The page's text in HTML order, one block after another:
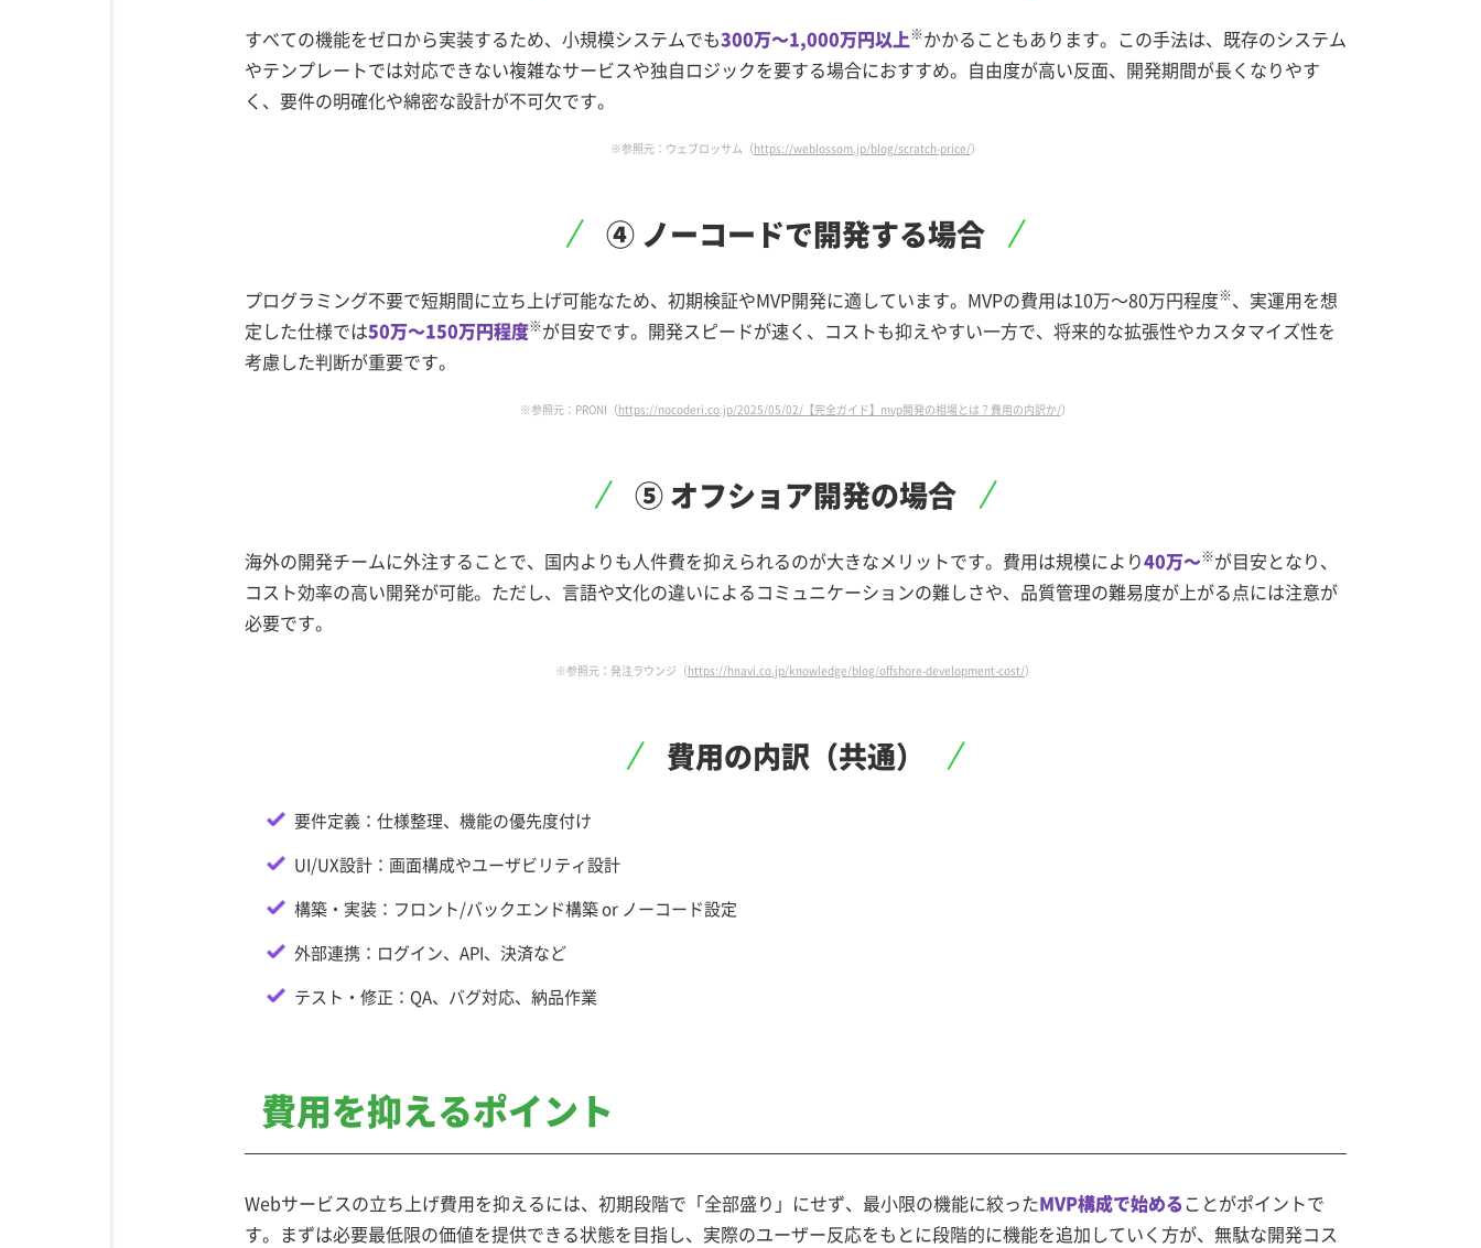
すべての機能をゼロから実装するため、小規模システムでも300万～1,000万円以上※かかることもあります。この手法は、既存のシステム
やテンプレートでは対応できない複雑なサービスや独自ロジックを要する場合におすすめ。自由度が高い反面、開発期間が長くなりやす
く、要件の明確化や綿密な設計が不可欠です。
※参照元：ウェブロッサム（https://weblossom.jp/blog/scratch-price/）
④ ノーコードで開発する場合
プログラミング不要で短期間に立ち上げ可能なため、初期検証やMVP開発に適しています。MVPの費用は10万～80万円程度※、実運用を想
定した仕様では50万～150万円程度※が目安です。開発スピードが速く、コストも抑えやすい一方で、将来的な拡張性やカスタマイズ性を
考慮した判断が重要です。
※参照元：PRONI（https://nocoderi.co.jp/2025/05/02/【完全ガイド】mvp開発の相場とは？費用の内訳か/）
⑤ オフショア開発の場合
海外の開発チームに外注することで、国内よりも人件費を抑えられるのが大きなメリットです。費用は規模により40万～※が目安となり、
コスト効率の高い開発が可能。ただし、言語や文化の違いによるコミュニケーションの難しさや、品質管理の難易度が上がる点には注意が
必要です。
※参照元：発注ラウンジ（https://hnavi.co.jp/knowledge/blog/offshore-development-cost/）
費用の内訳（共通）
要件定義：仕様整理、機能の優先度付け
UI/UX設計：画面構成やユーザビリティ設計
構築・実装：フロント/バックエンド構築 or ノーコード設定
外部連携：ログイン、API、決済など
テスト・修正：QA、バグ対応、納品作業
費用を抑えるポイント
Webサービスの立ち上げ費用を抑えるには、初期段階で「全部盛り」にせず、最小限の機能に絞ったMVP構成で始めることがポイントで
す。まずは必要最低限の価値を提供できる状態を目指し、実際のユーザー反応をもとに段階的に機能を追加していく方が、無駄な開発コス